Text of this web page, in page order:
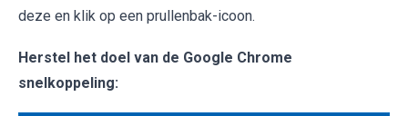
deze en klik op een prullenbak-icoon.
Herstel het doel van de Google Chrome
snelkoppeling: